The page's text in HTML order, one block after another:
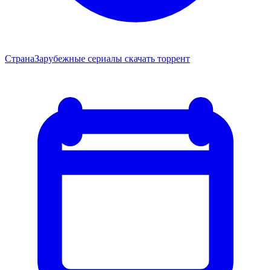
СтранаЗарубежные сериалы скачать торрент